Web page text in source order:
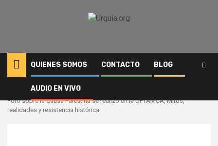
QUIENES SOMOS CONTACTO BLOG
AUDIO EN VIVO
Comunidad
Foro sobre la Causa Palestina se realizó en la UPTAMCA, Mitos,
realidades y resistencia histórica